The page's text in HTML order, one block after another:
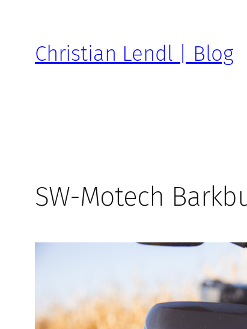
Christian Lendl | Blog
SW-Motech